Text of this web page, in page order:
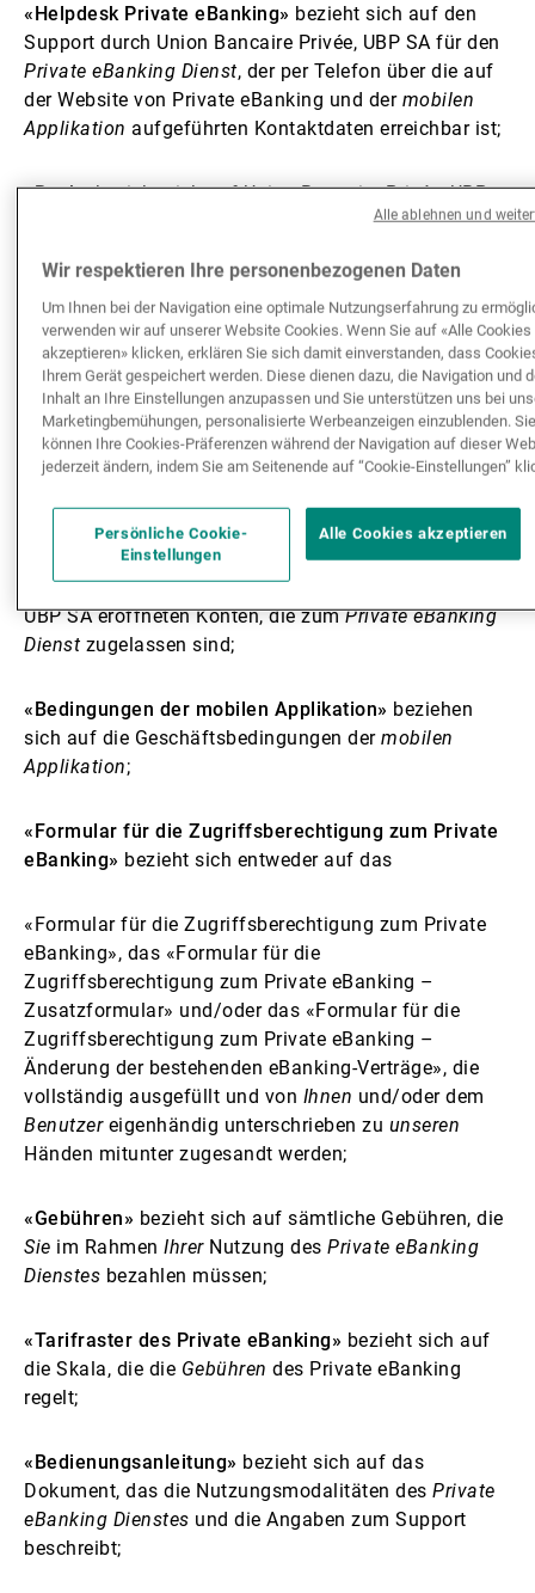
«Helpdesk Private eBanking» bezieht sich auf den
Support durch Union Bancaire Privée, UBP SA für den
Private eBanking Dienst, der per Telefon über die auf
der Website von Private eBanking und der mobilen
Applikation aufgeführten Kontaktdaten erreichbar ist;
«Bank»bezieht sich auf Union Bancaire Privée, UBP
«Kunde» bezieht sich auf den Inhaber des
bzw. den Mitinhaber eines Gemeinschaftskontos bei
Konten, die gemeinsam von einer weiteren oder
mehreren weiteren Personen eröffnet worden sind;
«Sicherheitscodes»bezieht sich auf den
Aktivierungscode und das Passwort, die geändert
erforderlich sind
«Konten»bezieht sich auf die Union Bancaire Privée,
UBP SA eröffneten Konten, die zumPrivate eBanking
Dienst zugelassen sind;
«Bedingungen der mobilen Applikation» beziehen
sich auf die Geschäftsbedingungen der mobilen
Applikation;
«Formular für die Zugriffsberechtigung zum Private
eBanking» bezieht sich entweder auf das
«Formular für die Zugriffsberechtigung zum Private
eBanking», das «Formular für die
Zugriffsberechtigung zum Private eBanking –
Zusatzformular» und/oder das «Formular für die
Zugriffsberechtigung zum Private eBanking –
Änderung der bestehenden eBanking-Verträge», die
vollständig ausgefüllt und von Ihnen und/oder dem
Benutzer eigenhändig unterschrieben zu unseren
Händen mitunter zugesandt werden;
«Gebühren» bezieht sich auf sämtliche Gebühren, die
Sie im Rahmen Ihrer Nutzung des Private eBanking
Dienstes bezahlen müssen;
«Tarifraster des Private eBanking» bezieht sich auf
die Skala, die die Gebühren des Private eBanking
regelt;
«Bedienungsanleitung» bezieht sich auf das
Dokument, das die Nutzungsmodalitäten des Private
eBanking Dienstes und die Angaben zum Support
beschreibt;
Wir respektieren Ihre personenbezogenen Daten
Um Ihnen bei der Navigation eine optimale Nutzungserfahrung zu
verwenden wir auf unserer Website Cookies. Wenn Sie auf «Alle Cookies
akzeptieren» klicken, erklären Sie sich damit einverstanden, dass
Ihrem Gerät gespeichert werden. Diese dienen dazu, die Navigation und
Inhalt an Ihre Einstellungen anzupassen und Sie unterstützen uns bei
Marketingbemühungen, personalisierte Werbeanzeigen einzublenden. Sie
können Ihre Cookies-Präferenzen während der Navigation auf dieser
jederzeit ändern, indem Sie am Seitenende auf “Cookie-Einstellungen”
Persönliche Cookie-
Einstellungen
Alle Cookies akzeptieren
Alle ablehnen und